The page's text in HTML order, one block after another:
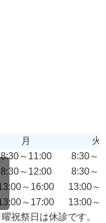
月 火
8:30～11:00
8:30～
8:30～12:00 8:30～
～16:00
13:00～
～17:00 13:00～
祭日は休診です。